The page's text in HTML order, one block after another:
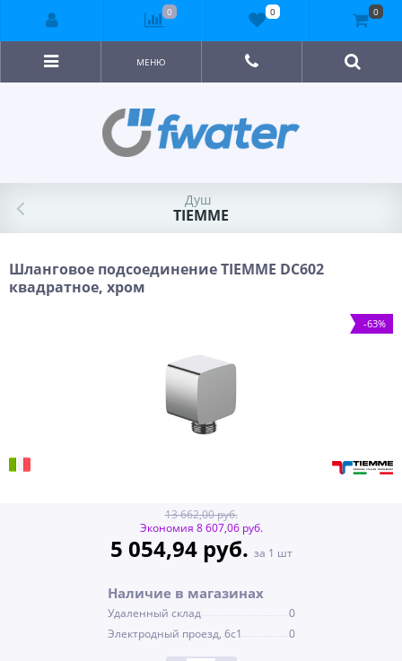
МЕНЮ
Душ
TIEMME
Шланговое подсоединение TIEMME DC602
квадратное, хром
-63%
13 662,00 руб.
Экономия 8 607,06 руб.
5 054,94 руб. за 1 шт
Наличие в магазинах
Удаленный склад
0
Электродный проезд, 6с1
0
0 0 0